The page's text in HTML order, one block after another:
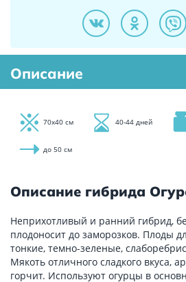
Описание
70х40 см 40-44 дней
до 50 см
Описание гибрида
Неприхотливый и ранний гибрид,
плодоносит до заморозков. Плоды
тонкие, темно-зеленые,
Мякоть отличного сладкого вкуса,
горчит. Используют огурцы в